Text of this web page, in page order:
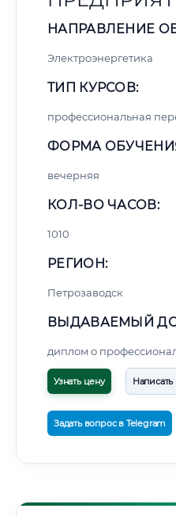
НАПРАВЛЕНИЕ
Электроэнергетика
ТИП КУРСОВ:
профессиональная
ФОРМА
вечерняя
КОЛ-ВО ЧАСОВ:
1010
РЕГИОН:
Петрозаводск
ВЫДАВАЕМЫЙ
диплом о
Узнать цену Написать
Задать вопрос в Telegram